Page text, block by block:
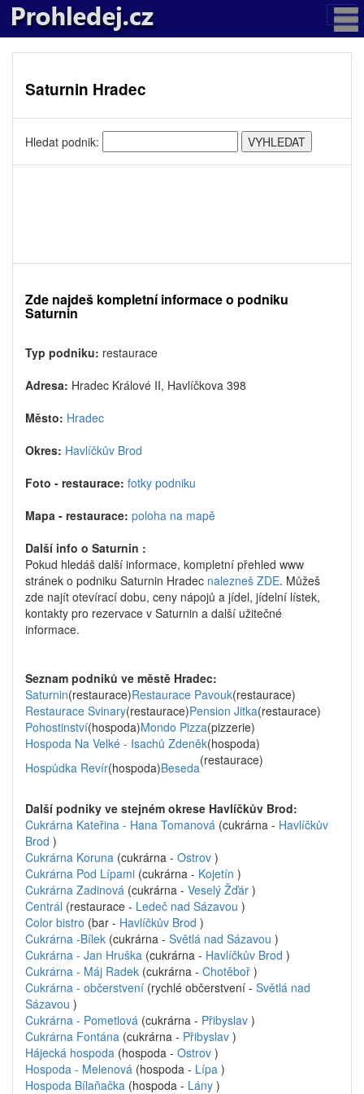
Saturnin Hradec
Hledat podnik:
Zde najdeš kompletní informace o podniku
Saturnin
Typ podniku: restaurace
Adresa: Hradec Králové II, Havlíčkova 398
Město: Hradec
Okres: Havlíčkův Brod
Foto - restaurace: fotky podniku
Mapa - restaurace: poloha na mapě
Další info o Saturnin :
Pokud hledáš další informace, kompletní přehled www
stránek o podniku Saturnin Hradec nalezneš ZDE. Můžeš
zde najít otevírací dobu, ceny nápojů a jídel, jídelní lístek,
kontakty pro rezervace v Saturnin a další užitečné
informace.
Seznam podniků ve městě Hradec:
Saturnin(restaurace)Restaurace Pavouk(restaurace)
Restaurace Svinary(restaurace)Pension Jitka(restaurace)
Pohostinství(hospoda)Mondo Pizza(pizzerie)
Hospoda Na Velké - Isachů Zdeněk(hospoda)
Hospůdka Revír(hospoda)Beseda(restaurace)
Další podniky ve stejném okrese Havlíčkův Brod:
Cukrárna Kateřina - Hana Tomanová (cukrárna - Havlíčkův
Brod )
Cukrárna Koruna (cukrárna - Ostrov )
Cukrárna Pod Lípami (cukrárna - Kojetín )
Cukrárna Zadinová (cukrárna - Veselý Žďár )
Centrál (restaurace - Ledeč nad Sázavou )
Color bistro (bar - Havlíčkův Brod )
Cukrárna -Bílek (cukrárna - Světlá nad Sázavou )
Cukrárna - Jan Hruška (cukrárna - Havlíčkův Brod )
Cukrárna - Máj Radek (cukrárna - Chotěboř )
Cukrárna - občerstvení (rychlé občerstvení - Světlá nad
Sázavou )
Cukrárna - Pometlová (cukrárna - Přibyslav )
Cukrárna Fontána (cukrárna - Přibyslav )
Hájecká hospoda (hospoda - Ostrov )
Hospoda - Melenová (hospoda - Lípa )
Hospoda Bílaňačka (hospoda - Lány )